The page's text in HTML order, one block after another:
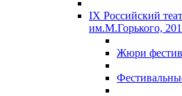
IX Российский
им.М.Горького,
Жюри